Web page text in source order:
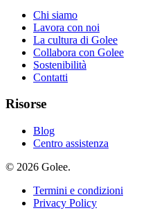
Chi siamo
Lavora con noi
La cultura di Golee
Collabora con Golee
Sostenibilità
Contatti
Risorse
Blog
Centro assistenza
© 2026 Golee.
Termini e condizioni
Privacy Policy